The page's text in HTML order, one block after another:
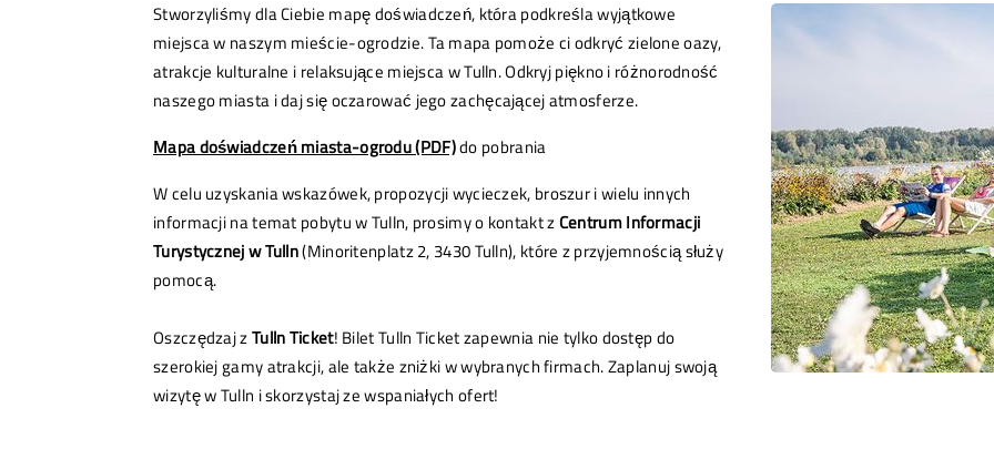
Stworzyliśmy dla Ciebie mapę doświadczeń, która podkreśla wyjątkowe
miejsca w naszym mieście-ogrodzie. Ta mapa pomoże ci odkryć zielone oazy,
atrakcje kulturalne i relaksujące miejsca w Tulln. Odkryj piękno i różnorodność
naszego miasta i daj się oczarować jego zachęcającej atmosferze.
Mapa doświadczeń miasta-ogrodu (PDF)do pobrania
W celu uzyskania wskazówek, propozycji wycieczek, broszur i wielu innych
informacji na temat pobytu w Tulln, prosimy o kontakt zCentrum Informacji
Turystycznej w Tulln(Minoritenplatz 2, 3430 Tulln), które z przyjemnością służy
pomocą.
Oszczędzaj zTulln Ticket! Bilet Tulln Ticket zapewnia nie tylko dostęp do
szerokiej gamy atrakcji, ale także zniżki w wybranych firmach. Zaplanuj swoją
wizytę w Tulln i skorzystaj ze wspaniałych ofert!